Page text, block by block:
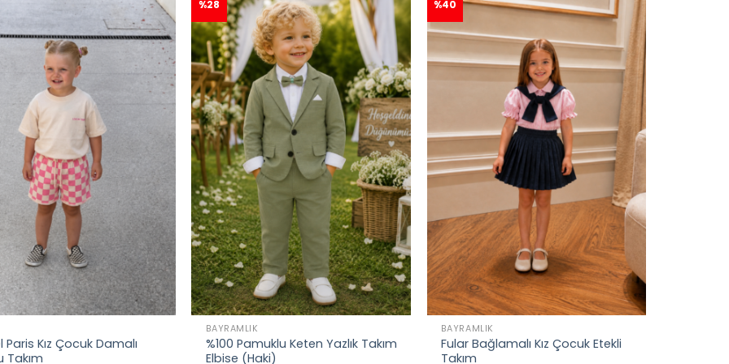
Paris Kız Çocuk Damalı
Takım
%28
BAYRAMLIK
%100 Pamuklu Keten Yazlık Takım
Elbise (Haki)
%40
BAYRAMLIK
Fular Bağlamalı Kız Çocuk Etekli
Takım